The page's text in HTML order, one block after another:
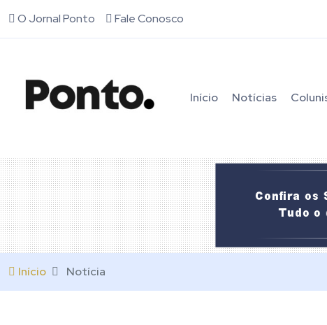
O Jornal Ponto Fale Conosco
Início Notícias
Início Notícia